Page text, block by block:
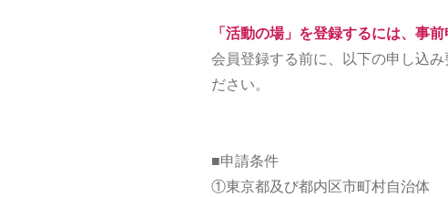
「活動の場」を登録するには、事前
会員登録する前に、以下の申し込
ださい。
■申請条件
①東京都及び都内区市町村自治体